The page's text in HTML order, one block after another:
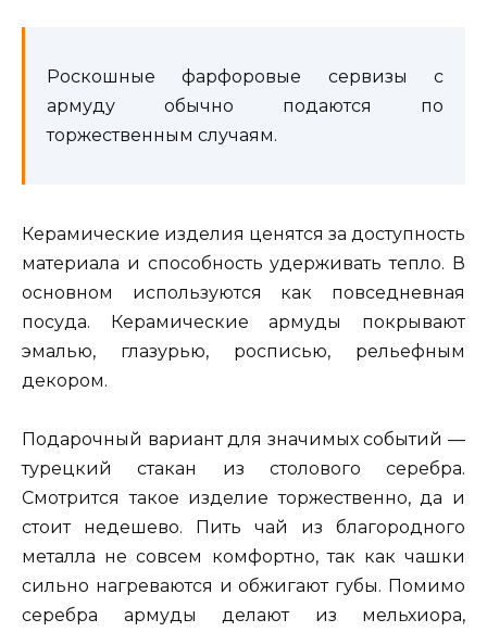
Роскошные фарфоровые сервизы с
армуду обычно подаются по
торжественным случаям.
Керамические изделия ценятся за доступность
материала и способность удерживать тепло. В
основном используются как повседневная
посуда. Керамические армуды покрывают
эмалью, глазурью, росписью, рельефным
декором.
Подарочный вариант для значимых событий —
турецкий стакан из столового серебра.
Смотрится такое изделие торжественно, да и
стоит недешево. Пить чай из благородного
металла не совсем комфортно, так как чашки
сильно нагреваются и обжигают губы. Помимо
серебра армуды делают из мельхиора,